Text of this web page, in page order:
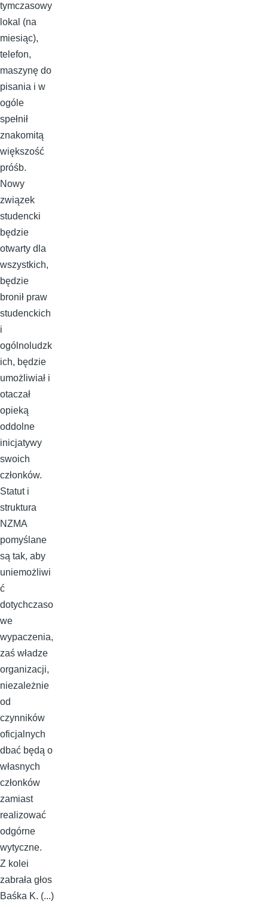
tymczasowy
lokal (na
miesiąc),
telefon,
maszynę do
pisania i w
ogóle
spełnił
znakomitą
większość
próśb.
Nowy
związek
studencki
będzie
otwarty dla
wszystkich,
będzie
bronił praw
studenckich
i
ogólnoludzk
ich, będzie
umożliwiał i
otaczał
opieką
oddolne
inicjatywy
swoich
członków.
Statut i
struktura
NZMA
pomyślane
są tak, aby
uniemożliwi
ć
dotychczaso
we
wypaczenia,
zaś władze
organizacji,
niezależnie
od
czynników
oficjalnych
dbać będą o
własnych
członków
zamiast
realizować
odgórne
wytyczne.
Z kolei
zabrała głos
Baśka K. (...)